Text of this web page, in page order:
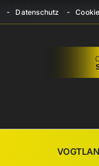
Datenschutz